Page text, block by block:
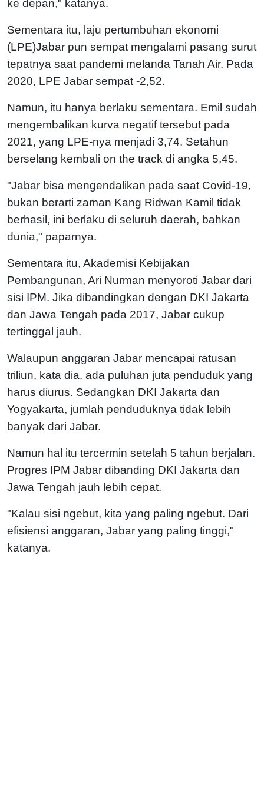
ke depan," katanya.
Sementara itu, laju pertumbuhan ekonomi
(LPE)Jabar pun sempat mengalami pasang surut
tepatnya saat pandemi melanda Tanah Air. Pada
2020, LPE Jabar sempat -2,52.
Namun, itu hanya berlaku sementara. Emil sudah
mengembalikan kurva negatif tersebut pada
2021, yang LPE-nya menjadi 3,74. Setahun
berselang kembali on the track di angka 5,45.
"Jabar bisa mengendalikan pada saat Covid-19,
bukan berarti zaman Kang Ridwan Kamil tidak
berhasil, ini berlaku di seluruh daerah, bahkan
dunia," paparnya.
Sementara itu, Akademisi Kebijakan
Pembangunan, Ari Nurman menyoroti Jabar dari
sisi IPM. Jika dibandingkan dengan DKI Jakarta
dan Jawa Tengah pada 2017, Jabar cukup
tertinggal jauh.
Walaupun anggaran Jabar mencapai ratusan
triliun, kata dia, ada puluhan juta penduduk yang
harus diurus. Sedangkan DKI Jakarta dan
Yogyakarta, jumlah penduduknya tidak lebih
banyak dari Jabar.
Namun hal itu tercermin setelah 5 tahun berjalan.
Progres IPM Jabar dibanding DKI Jakarta dan
Jawa Tengah jauh lebih cepat.
"Kalau sisi ngebut, kita yang paling ngebut. Dari
efisiensi anggaran, Jabar yang paling tinggi,"
katanya.